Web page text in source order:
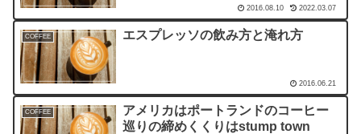
2016.08.10 2022.03.07
COFFEE エスプレッソの飲み方と淹れ方
2016.06.21
COFFEE
アメリカはポートランドのコーヒー
巡りの締めくくりはstump town